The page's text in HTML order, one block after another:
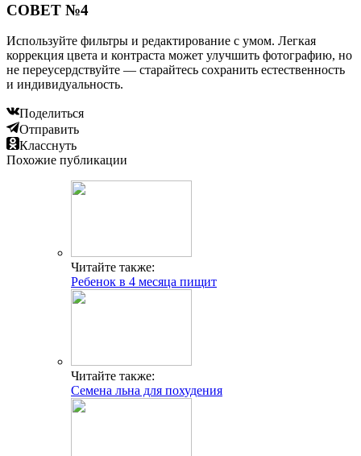
СОВЕТ №4
Используйте фильтры и редактирование с умом. Легкая
коррекция цвета и контраста может улучшить фотографию, но
не переусердствуйте — старайтесь сохранить естественность
и индивидуальность.
Поделиться
Отправить
Класснуть
Похожие публикации
Читайте также:
Ребенок в 4 месяца пищит
Читайте также:
Семена льна для похудения